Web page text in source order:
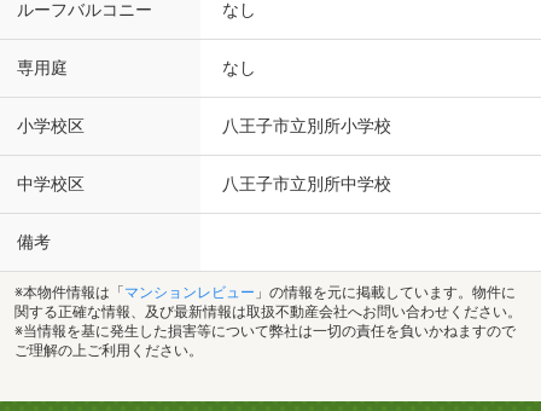
ルーフバルコニー なし
専用庭 なし
小学校区 八王子市立別所小学校
中学校区 八王子市立別所中学校
備考
※本物件情報は「 マンションレビュー 」の情報を元に掲載しています。物件に
関する正確な情報、及び最新情報は取扱不動産会社へお問い合わせください。
※当情報を基に発生した損害等について弊社は一切の責任を負いかねますので
ご理解の上ご利用ください。